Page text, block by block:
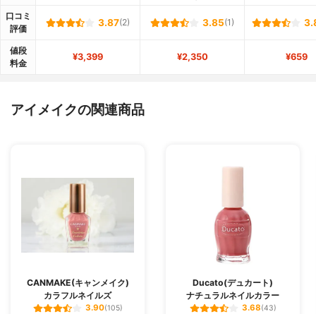
口コミ
評価
3.87(2) 3.85(1)
値段
料金
¥3,399 ¥2,350 ¥659
アイメイクの関連商品
CANMAKE(キャンメイク)
カラフルネイルズ
3.90(105)
Ducato(デュカート)
ナチュラルネイルカラー
3.68(43)